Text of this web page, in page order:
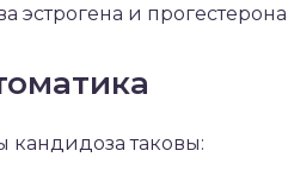
эстрогена и
кандидоза таковы: